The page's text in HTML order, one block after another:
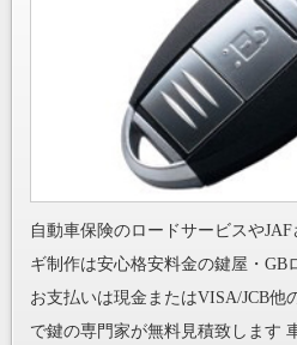
自動車保険のロードサービスや
ギ制作は安心格安料金の鍵屋・GB
お支払いは現金またはVISA/JCB他
で鍵の専門家が無料見積致します